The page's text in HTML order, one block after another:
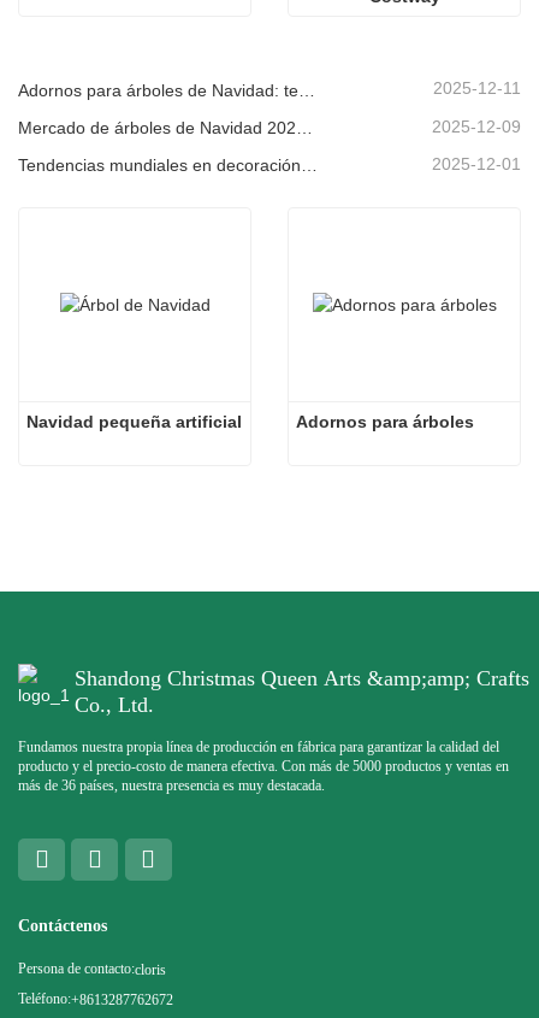
2025-12-11
2025-12-09
2025-12-01
Navidad pequeña artificial Adornos para árboles
Shandong Christmas Queen Arts &amp;amp; Crafts
Co., Ltd.
Fundamos nuestra propia línea de producción en fábrica para garantizar la calidad del
producto y el precio-costo de manera efectiva. Con más de 5000 productos y ventas en
más de 36 países, nuestra presencia es muy destacada.
Contáctenos
Persona de contacto:cloris
Teléfono:+8613287762672